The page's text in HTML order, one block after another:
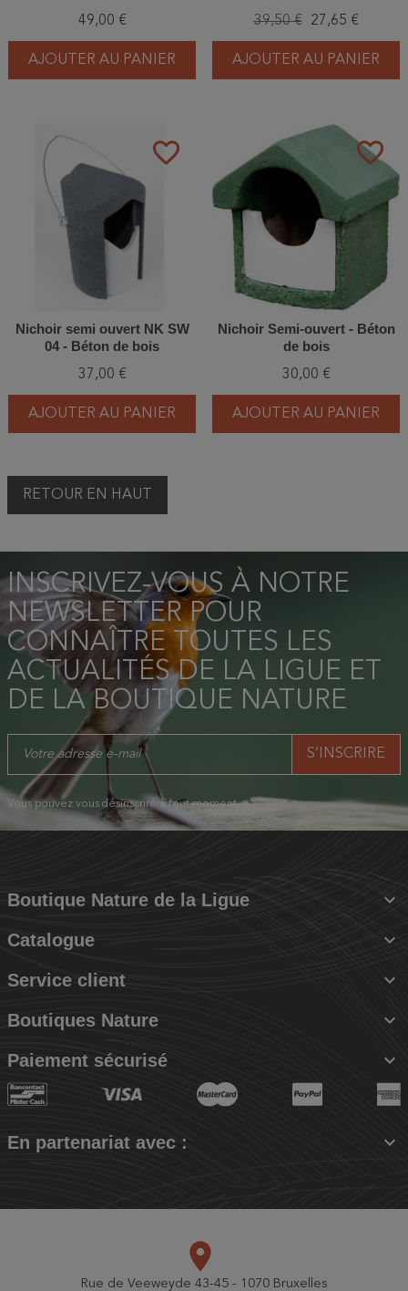
158/0)
49,00 €
AJOUTER AU PANIER
39,50 € 27,65 €
AJOUTER AU PANIER
favorite_border
Nichoir semi ouvert NK SW
04 - Béton de bois
37,00 €
AJOUTER AU PANIER
favorite_border
Nichoir Semi-ouvert - Béton
de bois
30,00 €
AJOUTER AU PANIER
RETOUR EN HAUT
INSCRIVEZ-VOUS À NOTRE
NEWSLETTER POUR
CONNAÎTRE TOUTES LES
ACTUALITÉS DE LA LIGUE ET
DE LA BOUTIQUE NATURE
Vous pouvez vous désinscrire à tout moment.
Boutique Nature de la Ligue 
Catalogue 
Service client 
Boutiques Nature 
Paiement sécurisé 
En partenariat avec : 
place
Rue de Veeweyde 43-45 - 1070 Bruxelles